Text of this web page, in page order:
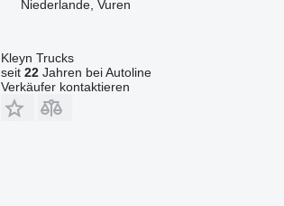
Niederlande, Vuren
Kleyn Trucks
seit 22Jahren bei Autoline
Verkäufer kontaktieren